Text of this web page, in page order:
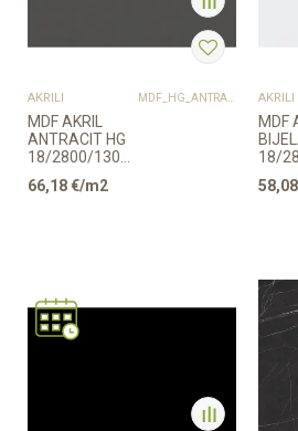
AKRILI
MDF AKRIL
ANTRACIT HG
18/2800/1300mm
66,18€/m2
AKRILI
MDF
18/
58,08